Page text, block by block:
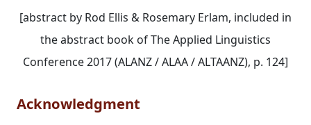
[abstract by Rod Ellis & Rosemary Erlam, included in
the abstract book of The Applied Linguistics
Conference 2017 (ALANZ / ALAA / ALTAANZ), p. 124]
Acknowledgment